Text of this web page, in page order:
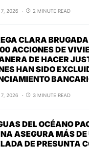
7, 2026 2 MINUTE READ
CLARA
ACCIONES DE
DE HACER
HAN SIDO
7, 2026 3 MINUTE READ
DEL OCÉANO
ASEGURA MÁS DE
DE PRESUNTA